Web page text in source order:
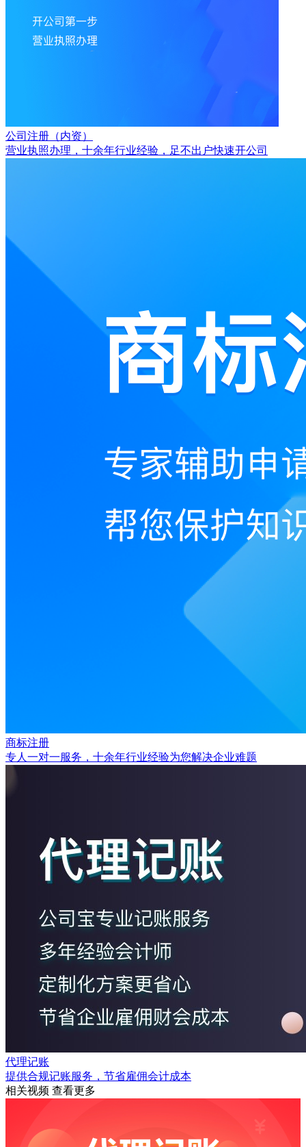
公司注册（内资）
营业执照办理，十余年行业经验，足不出户快速开公司
商标注册
专人一对一服务，十余年行业经验为您解决企业难题
代理记账
提供合规记账服务，节省雇佣会计成本
相关视频 查看更多